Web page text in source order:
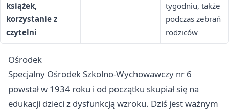
książek,
korzystanie z
czytelni
tygodniu, także
podczas zebrań
rodziców
Ośrodek
Specjalny Ośrodek Szkolno-Wychowawczy nr 6
powstał w 1934 roku i od początku skupiał się na
edukacji dzieci z dysfunkcją wzroku. Dziś jest ważnym